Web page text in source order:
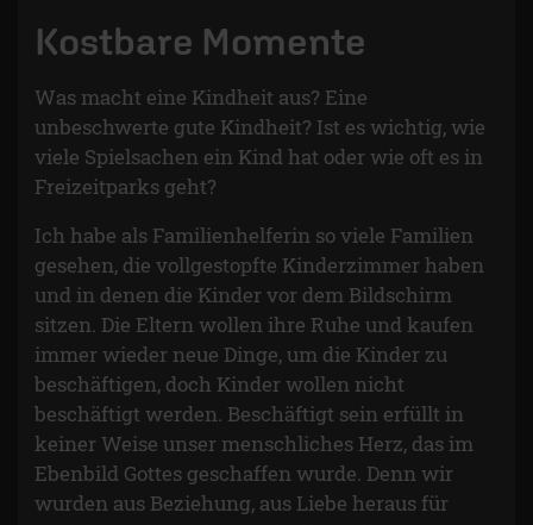
Kostbare Momente
Was macht eine Kindheit aus? Eine
unbeschwerte gute Kindheit? Ist es wichtig, wie
viele Spielsachen ein Kind hat oder wie oft es in
Freizeitparks geht?
Ich habe als Familienhelferin so viele Familien
gesehen, die vollgestopfte Kinderzimmer haben
und in denen die Kinder vor dem Bildschirm
sitzen. Die Eltern wollen ihre Ruhe und kaufen
immer wieder neue Dinge, um die Kinder zu
beschäftigen, doch Kinder wollen nicht
beschäftigt werden. Beschäftigt sein erfüllt in
keiner Weise unser menschliches Herz, das im
Ebenbild Gottes geschaffen wurde. Denn wir
wurden aus Beziehung, aus Liebe heraus für